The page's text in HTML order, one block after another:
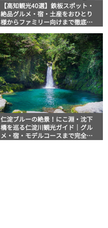
【高知観光40選】鉄板スポット・
絶品グルメ・宿・土産をおひとり
様からファミリー向けまで徹底解
仁淀ブルーの絶景！にこ淵・沈下
橋を巡る仁淀川観光ガイド｜グル
メ・宿・モデルコースまで完全網